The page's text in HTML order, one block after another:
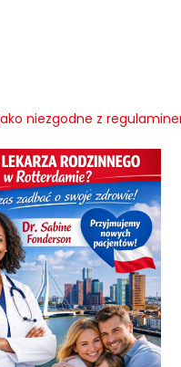
jako niezgodne z